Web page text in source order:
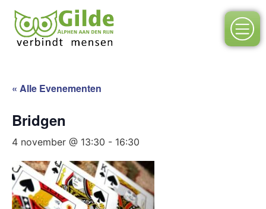
« Alle Evenementen
Bridgen
4 november @ 13:30 - 16:30